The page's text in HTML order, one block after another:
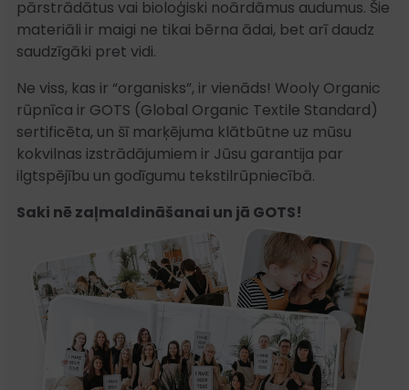
pārstrādātus vai bioloģiski noārdāmus audumus. Šie
materiāli ir maigi ne tikai bērna ādai, bet arī daudz
saudzīgāki pret vidi.
Ne viss, kas ir “organisks”, ir vienāds! Wooly Organic
rūpnīca ir GOTS (Global Organic Textile Standard)
sertificēta, un šī marķējuma klātbūtne uz mūsu
kokvilnas izstrādājumiem ir Jūsu garantija par
ilgtspējību un godīgumu tekstilrūpniecībā.
Saki nē zaļmaldināšanai un jā GOTS!